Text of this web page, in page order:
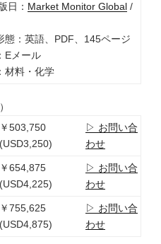
日： Market Monitor Global/
態：英語、PDF、145ページ
Eメール
材料・化学
￥503,750
(USD3,250)
▷ お問い合
わせ
￥654,875
(USD4,225)
▷ お問い合
わせ
￥755,625
(USD4,875)
▷ お問い合
わせ